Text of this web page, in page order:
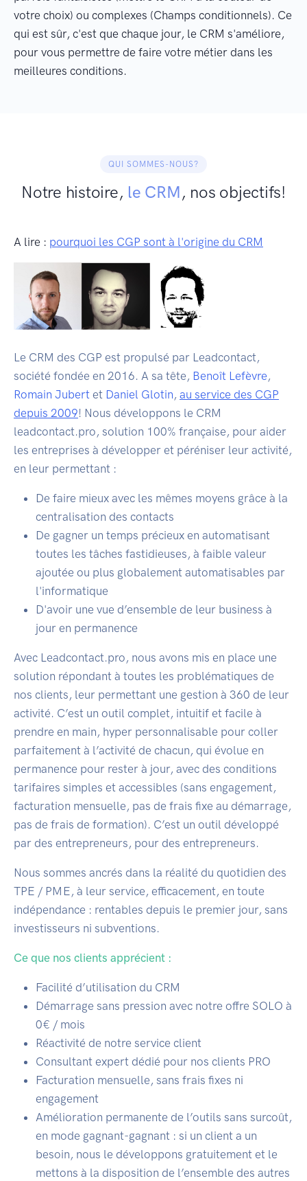
votre choix) ou complexes (Champs conditionnels). Ce
qui est sûr, c'est que chaque jour, le CRM s'améliore,
pour vous permettre de faire votre métier dans les
meilleures conditions.
QUI SOMMES-NOUS?
Notre histoire, le CRM, nos objectifs!
A lire : pourquoi les CGP sont à l'origine du CRM
Le CRM des CGP est propulsé par Leadcontact,
société fondée en 2016. A sa tête, Benoît Lefèvre,
Romain Jubert et Daniel Glotin, au service des CGP
depuis 2009! Nous développons le CRM
leadcontact.pro, solution 100% française, pour aider
les entreprises à développer et péréniser leur activité,
en leur permettant :
De faire mieux avec les mêmes moyens grâce à la
centralisation des contacts
De gagner un temps précieux en automatisant
toutes les tâches fastidieuses, à faible valeur
ajoutée ou plus globalement automatisables par
l'informatique
D'avoir une vue d’ensemble de leur business à
jour en permanence
Avec Leadcontact.pro, nous avons mis en place une
solution répondant à toutes les problématiques de
nos clients, leur permettant une gestion à 360 de leur
activité. C’est un outil complet, intuitif et facile à
prendre en main, hyper personnalisable pour coller
parfaitement à l’activité de chacun, qui évolue en
permanence pour rester à jour, avec des conditions
tarifaires simples et accessibles (sans engagement,
facturation mensuelle, pas de frais fixe au démarrage,
pas de frais de formation). C’est un outil développé
par des entrepreneurs, pour des entrepreneurs.
Nous sommes ancrés dans la réalité du quotidien des
TPE / PME, à leur service, efficacement, en toute
indépendance : rentables depuis le premier jour, sans
investisseurs ni subventions.
Ce que nos clients apprécient :
Facilité d’utilisation du CRM
Démarrage sans pression avec notre offre SOLO à
0€ / mois
Réactivité de notre service client
Consultant expert dédié pour nos clients PRO
Facturation mensuelle, sans frais fixes ni
engagement
Amélioration permanente de l’outils sans surcoût,
en mode gagnant-gagnant : si un client a un
besoin, nous le développons gratuitement et le
mettons à la disposition de l’ensemble des autres